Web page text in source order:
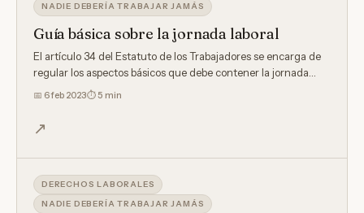
NADIE DEBERÍA TRABAJAR JAMÁS
Guía básica sobre la jornada laboral
El artículo 34 del Estatuto de los Trabajadores se encarga de
regular los aspectos básicos que debe contener la jornada…
📅 6 feb 2023⏱ 5 min
↗
DERECHOS LABORALES
NADIE DEBERÍA TRABAJAR JAMÁS